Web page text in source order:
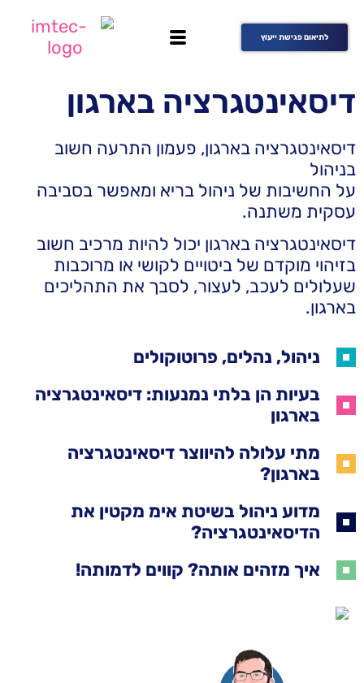
לתיאום פגישת ייעוץ
דיסאינטגרציה בארגון
דיסאינטגרציה בארגון, פעמון התרעה חשוב
בניהול
על החשיבות של ניהול בריא ומאפשר בסביבה
עסקית משתנה.
דיסאינטגרציה בארגון יכול להיות מרכיב חשוב
בזיהוי מוקדם של ביטויים לקושי או מרוכבות
שעלולים לעכב, לעצור, לסבך את התהליכים
בארגון.
ניהול, נהלים, פרוטוקולים
בעיות הן בלתי נמנעות: דיסאינטגרציה
בארגון
מתי עלולה להיווצר דיסאינטגרציה
בארגון?
מדוע ניהול בשיטת אימ מקטין את
הדיסאינטגרציה?
איך מזהים אותה? קווים לדמותה!